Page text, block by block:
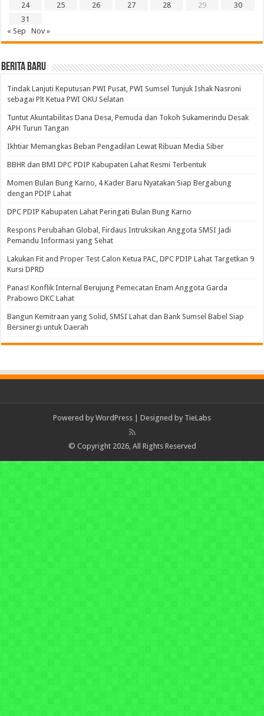
24
25 26 27 28 29
30
31
« Sep
Nov »
BERITA BARU
Tindak Lanjuti Keputusan PWI Pusat, PWI Sumsel Tunjuk Ishak Nasroni
sebagai Plt Ketua PWI OKU Selatan
Tuntut Akuntabilitas Dana Desa, Pemuda dan Tokoh Sukamerindu Desak
APH Turun Tangan
Ikhtiar Memangkas Beban Pengadilan Lewat Ribuan Media Siber
BBHR dan BMI DPC PDIP Kabupaten Lahat Resmi Terbentuk
Momen Bulan Bung Karno, 4 Kader Baru Nyatakan Siap Bergabung
dengan PDIP Lahat
DPC PDIP Kabupaten Lahat Peringati Bulan Bung Karno
Respons Perubahan Global, Firdaus Intruksikan Anggota SMSI Jadi
Pemandu Informasi yang Sehat
Lakukan Fit and Proper Test Calon Ketua PAC, DPC PDIP Lahat Targetkan 9
Kursi DPRD
Panas! Konflik Internal Berujung Pemecatan Enam Anggota Garda
Prabowo DKC Lahat
Bangun Kemitraan yang Solid, SMSI Lahat dan Bank Sumsel Babel Siap
Bersinergi untuk Daerah
Powered by WordPress | Designed by TieLabs
© Copyright 2026, All Rights Reserved